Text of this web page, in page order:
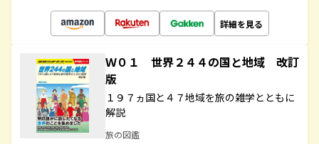
詳細を見る
Ｗ０１ 世界２４４の国と地域 改訂
版
１９７ヵ国と４７地域を旅の雑学とともに
解説
旅の図鑑